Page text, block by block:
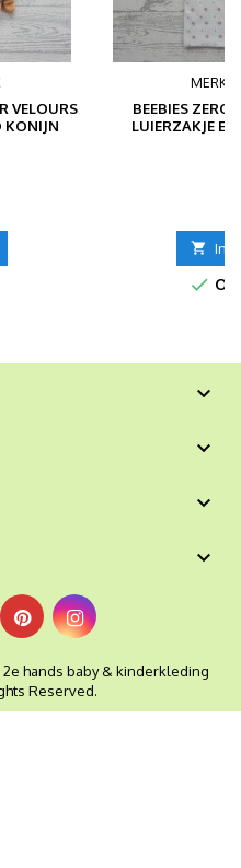
VELOURS
KONIJN
MERK:
BEEBIES
LUIERZAKJE
 In





hands baby & kinderkleding
Reserved.